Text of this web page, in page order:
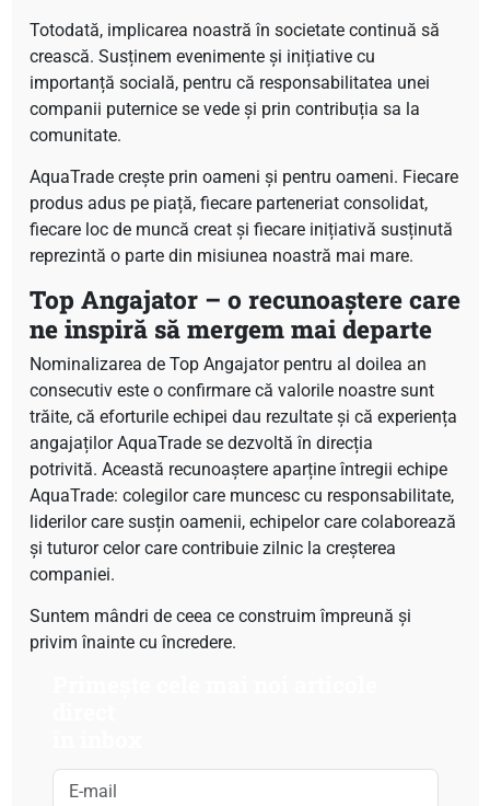
Totodată, implicarea noastră în societate continuă să
crească. Susținem evenimente și inițiative cu
importanță socială, pentru că responsabilitatea unei
companii puternice se vede și prin contribuția sa la
comunitate.
AquaTrade crește prin oameni și pentru oameni. Fiecare
produs adus pe piață, fiecare parteneriat consolidat,
fiecare loc de muncă creat și fiecare inițiativă susținută
reprezintă o parte din misiunea noastră mai mare.
Top Angajator – o recunoaștere care
ne inspiră să mergem mai departe
Nominalizarea de Top Angajator pentru al doilea an
consecutiv este o confirmare că valorile noastre sunt
trăite, că eforturile echipei dau rezultate și că experiența
angajaților AquaTrade se dezvoltă în direcția
potrivită. Această recunoaștere aparține întregii echipe
AquaTrade: colegilor care muncesc cu responsabilitate,
liderilor care susțin oamenii, echipelor care colaborează
și tuturor celor care contribuie zilnic la creșterea
companiei.
Suntem mândri de ceea ce construim împreună și
privim înainte cu încredere.